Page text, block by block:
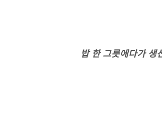
밥 한 그릇에다가 생